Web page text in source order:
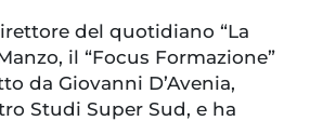
del quotidiano “La
il “Focus Formazione”
da Giovanni D’Avenia,
Studi Super Sud, e ha